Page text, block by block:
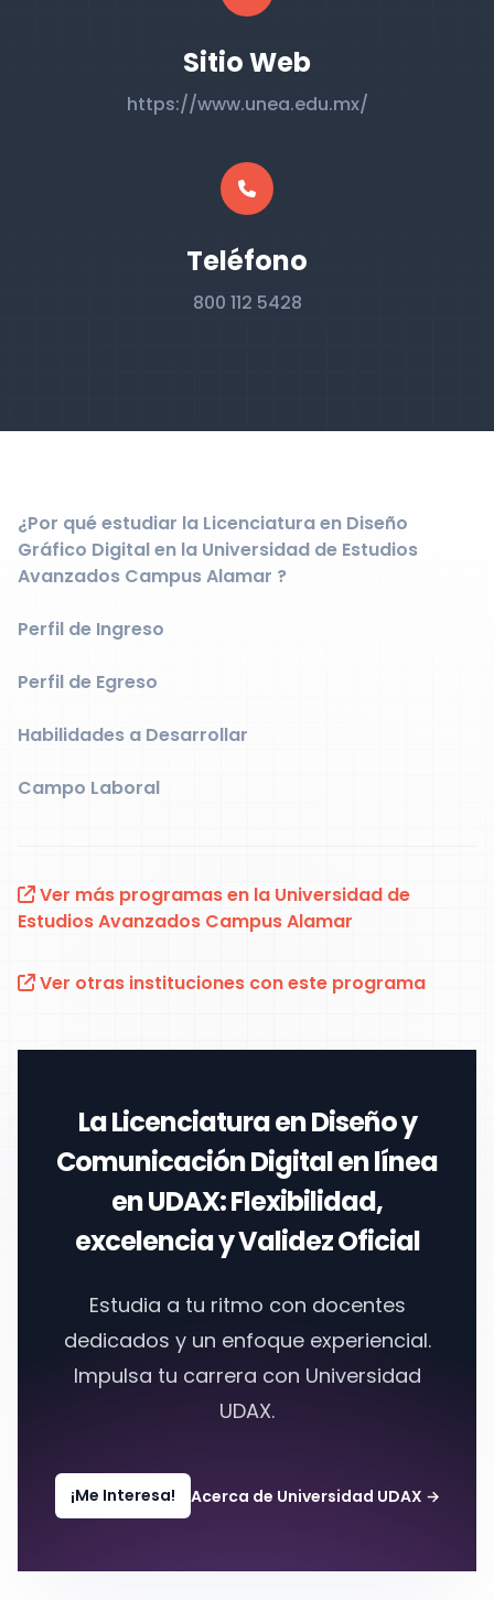
Sitio Web
https://www.unea.edu.mx/
Teléfono
800 112 5428
¿Por qué estudiar la Licenciatura en Diseño
Gráfico Digital en la Universidad de Estudios
Avanzados Campus Alamar ?
Perfil de Ingreso
Perfil de Egreso
Habilidades a Desarrollar
Campo Laboral
Ver más programas en la Universidad de
Estudios Avanzados Campus Alamar
Ver otras instituciones con este programa
LaLicenciatura en Diseño y
Comunicación Digital en línea
enUDAX: Flexibilidad,
excelencia y Validez Oficial
Estudia a tu ritmo con docentes
dedicados y un enfoque experiencial.
Impulsa tu carrera con Universidad
UDAX.
¡Me Interesa! Acerca de Universidad UDAX →